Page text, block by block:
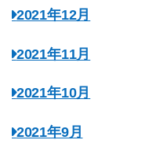
2021年12月
2021年11月
2021年10月
2021年9月